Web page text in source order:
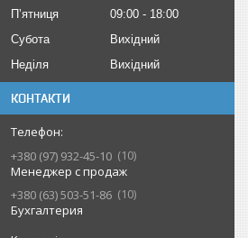
Пʼятниця
09:00
18:00
Субота
Вихідний
Неділя
Вихідний
КОНТАКТИ
+380 (97) 932-45-10
10
Менеджер с продаж
+380 (63) 503-51-86
10
Бухгалтерия